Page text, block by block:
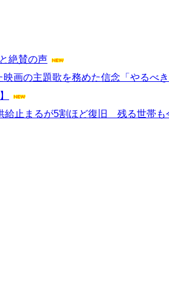
絶賛の声
画の主題歌を務めた信念「やるべき
止まるが5割ほど復旧 残る世帯も